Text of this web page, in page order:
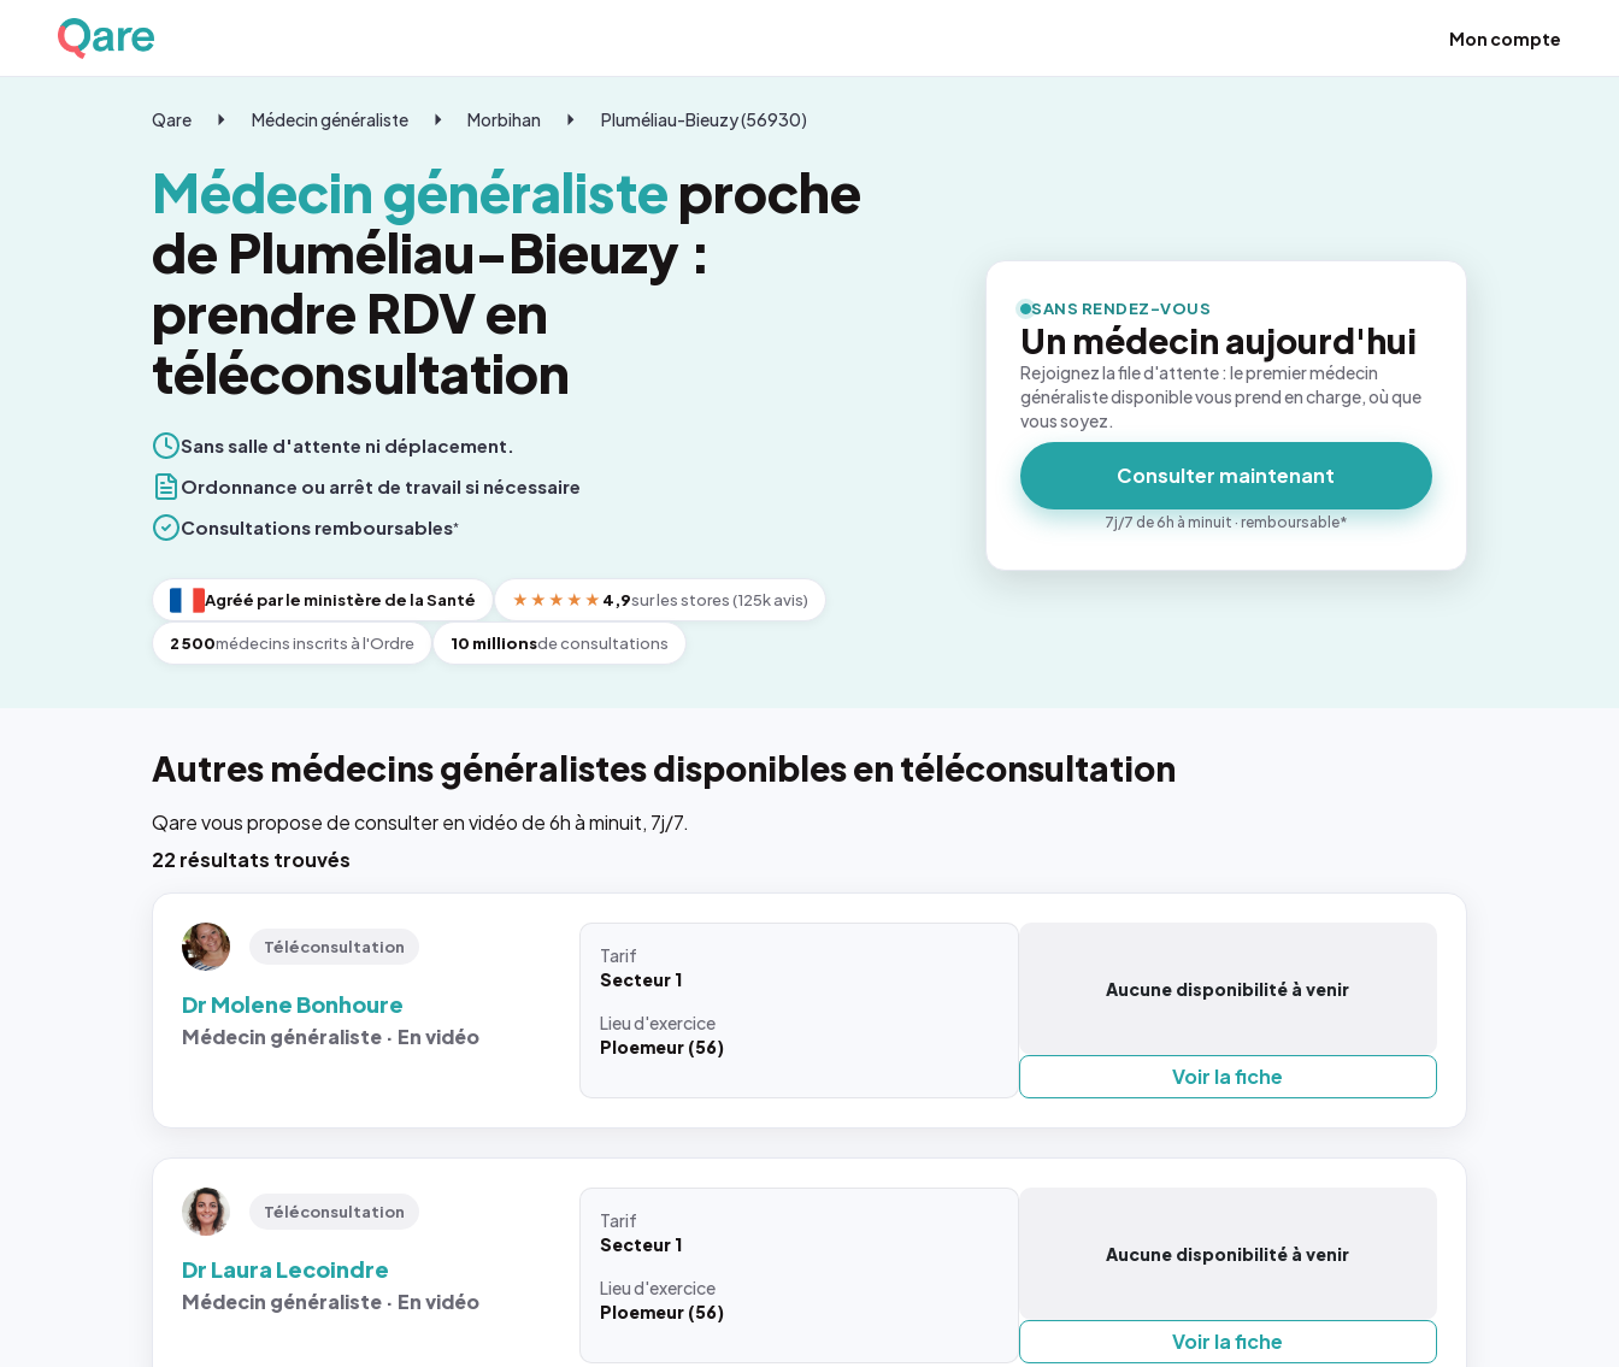
Mon compte
Qare Médecin généraliste Morbihan Pluméliau-Bieuzy (56930)
Médecin généralisteproche
de Pluméliau-Bieuzy :
prendre RDV en
téléconsultation
Sans salle d'attente ni déplacement.
Ordonnance ou arrêt de travail si nécessaire
Consultations remboursables*
Agréé par le ministère de la Santé ★★★★★ 4,9sur les stores (125k avis)
2 500médecins inscrits à l'Ordre 10 millionsde consultations
SANS RENDEZ-VOUS
Un médecin aujourd'hui
Rejoignez la file d'attente : le premier médecin
généraliste disponible vous prend en charge, où que
vous soyez.
Consulter maintenant
7j/7 de 6h à minuit · remboursable*
Autres médecins généralistes disponibles en téléconsultation
Qare vous propose de consulter en vidéo de 6h à minuit, 7j/7.
22 résultats trouvés
Téléconsultation
Dr Molene Bonhoure
Médecin généraliste · En vidéo
Tarif
Secteur 1
Lieud'exercice
Ploemeur (56)
Aucune disponibilité à venir
Voir la fiche
Téléconsultation
Dr Laura Lecoindre
Médecin généraliste · En vidéo
Tarif
Secteur 1
Lieud'exercice
Ploemeur (56)
Aucune disponibilité à venir
Voir la fiche